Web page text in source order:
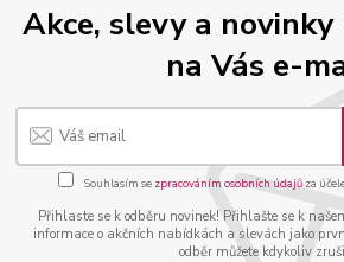
Akce, slevy a
na Vás e-
Souhlasím se zpracováním osobních údajůza
Přihlaste se k odběru novinek! Přihlašte se k
informace o akčních nabídkách a slevách jako
odběr můžete kdykoliv